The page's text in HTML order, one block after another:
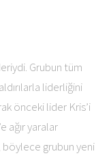
Grubun tüm
liderliğini
önceki lider Kris’i
ağır yaralar
grubun yeni